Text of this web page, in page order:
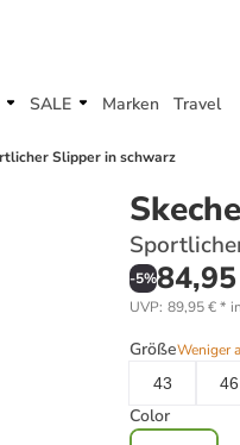
SALE Marken Travel
Slipper in schwarz
-5%
UVP: 89,95 €*
GrößeWeniger
43
46
Color